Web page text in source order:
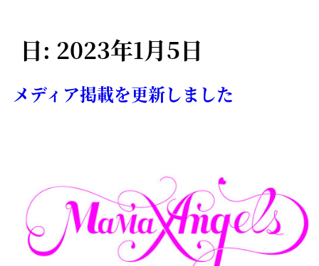
日: 2023年1月5日
メディア掲載を更新しました